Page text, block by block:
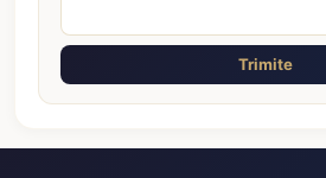
Trimite